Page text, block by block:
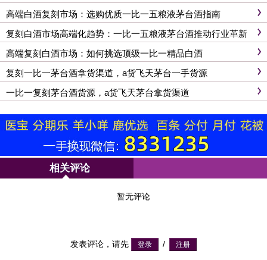
高端白酒复刻市场：选购优质一比一五粮液茅台酒指南
复刻白酒市场高端化趋势：一比一五粮液茅台酒推动行业革新
高端复刻白酒市场：如何挑选顶级一比一精品白酒
复刻一比一茅台酒拿货渠道，a货飞天茅台一手货源
一比一复刻茅台酒货源，a货飞天茅台拿货渠道
相关评论
暂无评论
发表评论，请先 /